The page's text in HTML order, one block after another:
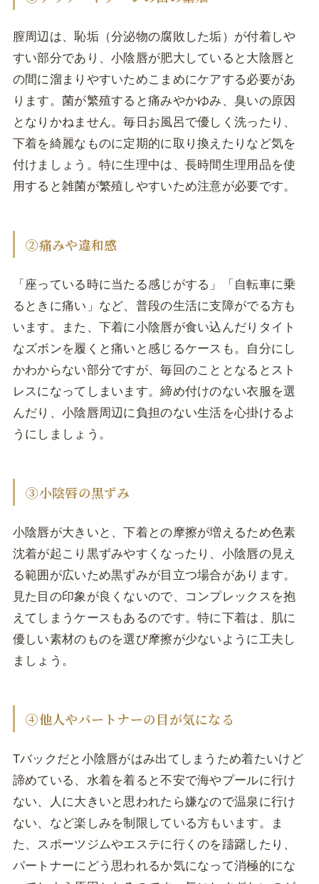
膣周辺は、恥垢（分泌物の腐敗した垢）が付着しや
すい部分であり、小陰唇が肥大していると大陰唇と
の間に溜まりやすいためこまめにケアする必要があ
ります。菌が繁殖すると痛みやかゆみ、臭いの原因
となりかねません。毎日お風呂で優しく洗ったり、
下着を綺麗なものに定期的に取り換えたりなど気を
付けましょう。特に生理中は、長時間生理用品を使
用すると雑菌が繁殖しやすいため注意が必要です。
②痛みや違和感
「座っている時に当たる感じがする」「自転車に乗
るときに痛い」など、普段の生活に支障がでる方も
います。また、下着に小陰唇が食い込んだりタイト
なズボンを履くと痛いと感じるケースも。自分にし
かわからない部分ですが、毎回のこととなるとスト
レスになってしまいます。締め付けのない衣服を選
んだり、小陰唇周辺に負担のない生活を心掛けるよ
うにしましょう。
③小陰唇の黒ずみ
小陰唇が大きいと、下着との摩擦が増えるため色素
沈着が起こり黒ずみやすくなったり、小陰唇の見え
る範囲が広いため黒ずみが目立つ場合があります。
見た目の印象が良くないので、コンプレックスを抱
えてしまうケースもあるのです。特に下着は、肌に
優しい素材のものを選び摩擦が少ないように工夫し
ましょう。
④他人やパートナーの目が気になる
Tバックだと小陰唇がはみ出てしまうため着たいけど
諦めている、水着を着ると不安で海やプールに行け
ない、人に大きいと思われたら嫌なので温泉に行け
ない、など楽しみを制限している方もいます。ま
た、スポーツジムやエステに行くのを躊躇したり、
パートナーにどう思われるか気になって消極的にな